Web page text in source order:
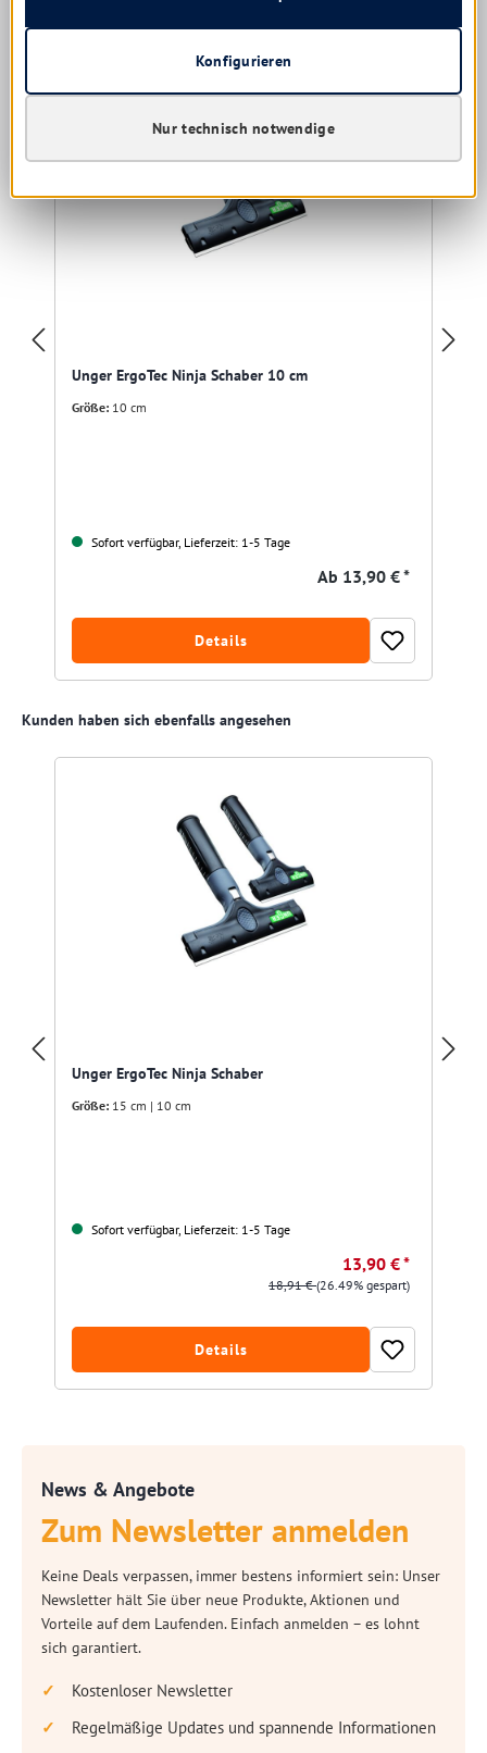
Unger ErgoTec Ninja Schaber 10 cm
Größe: 10 cm
Sofort verfügbar, Lieferzeit: 1-5 Tage
Ab 13,90 € *
Details
Produktgalerie überspringen
Kunden haben sich ebenfalls angesehen
Unger ErgoTec Ninja Schaber
Größe: 15 cm | 10 cm
Sofort verfügbar, Lieferzeit: 1-5 Tage
13,90 € *
18,91 €(26.49% gespart)
Details
News & Angebote
Zum Newsletter anmelden
Keine Deals verpassen, immer bestens informiert sein: Unser
Newsletter hält Sie über neue Produkte, Aktionen und
Vorteile auf dem Laufenden. Einfach anmelden – es lohnt
sich garantiert.
Kostenloser Newsletter
Regelmäßige Updates und spannende Informationen
Nur technisch notwendige
Konfigurieren